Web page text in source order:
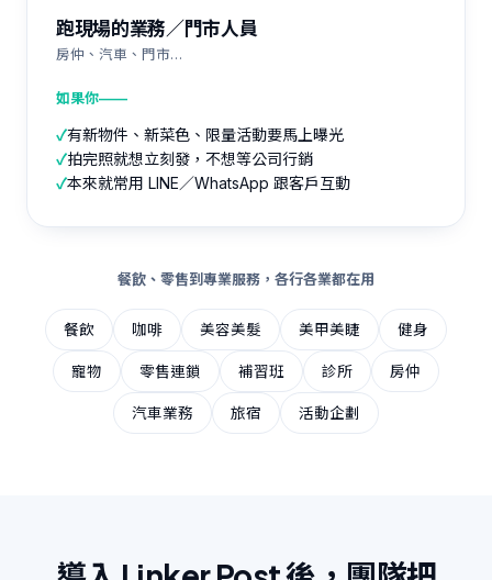
跑現場的業務／門市人員
房仲、汽車、門市…
如果你——
✓有新物件、新菜色、限量活動要馬上曝光
✓拍完照就想立刻發，不想等公司行銷
✓本來就常用 LINE／WhatsApp 跟客戶互動
餐飲、零售到專業服務，各行各業都在用
餐飲 咖啡 美容美髮 美甲美睫 健身
寵物 零售連鎖 補習班 診所 房仲
汽車業務 旅宿 活動企劃